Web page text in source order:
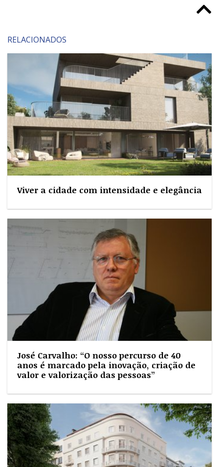
RELACIONADOS
Viver a cidade com intensidade e elegância
José Carvalho: “O nosso percurso de 40
anos é marcado pela inovação, criação de
valor e valorização das pessoas”